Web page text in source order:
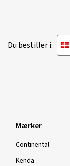
Du bestiller i:
Mærker
Continental
Kenda